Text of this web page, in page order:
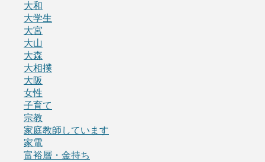
大和
大学生
大宮
大山
大森
大相撲
大阪
女性
子育て
宗教
家庭教師しています
家電
富裕層・金持ち